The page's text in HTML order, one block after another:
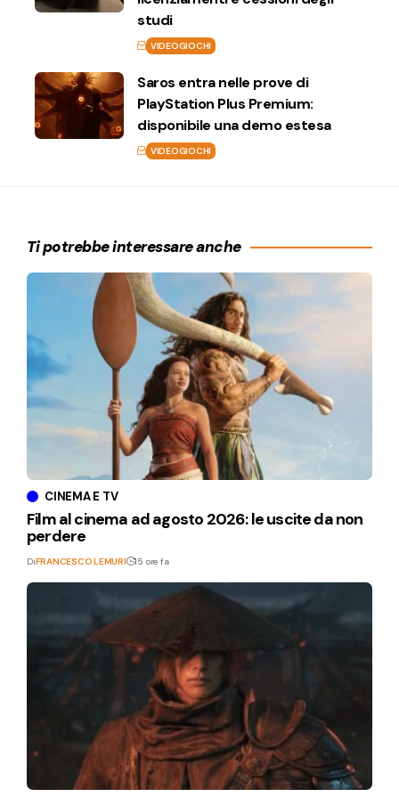
studi
VIDEOGIOCHI
Saros entra nelle prove di
PlayStation Plus Premium:
disponibile una demo estesa
VIDEOGIOCHI
Ti potrebbe interessare anche
CINEMA E TV
Film al cinema ad agosto 2026: le uscite da non
perdere
DiFRANCESCO LEMURI 15 ore fa